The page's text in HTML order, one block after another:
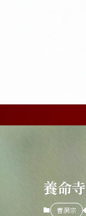
養命寺
曹洞宗